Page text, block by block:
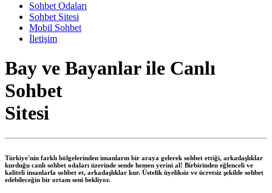
Sohbet Odaları
Sohbet Sitesi
Mobil Sohbet
İletişim
Bay ve Bayanlar ile Canlı
Sohbet
Sitesi
Türkiye'nin farklı bölgelerinden insanların bir araya gelerek sohbet ettiği, arkadaşlıklar
kurduğu canlı sohbet odaları üzerinde sende hemen yerini al! Birbirinden eğlenceli ve
kaliteli insanlarla sohbet et, arkadaşlıklar kur. Üstelik üyeliksiz ve ücretsiz şekilde sohbet
edebileceğin bir ortam seni bekliyor.